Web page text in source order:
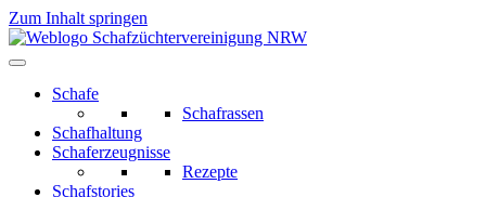
Zum Inhalt springen
Schafe
Schafrassen
Schafhaltung
Schaferzeugnisse
Rezepte
Schafstories